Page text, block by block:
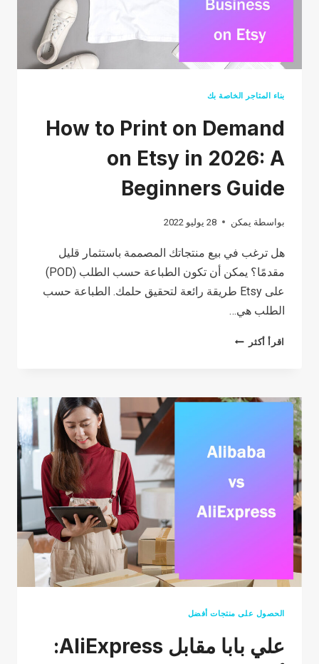
بناء المتاجر الخاصة بك
How to Print on Demand
on Etsy in 2026: A
Beginners Guide
بواسطة يمكن 28 يوليو 2022
هل ترغب في بيع منتجاتك المصممة باستثمار قليل
مقدمًا؟ يمكن أن تكون الطباعة حسب الطلب (POD)
على Etsy طريقة رائعة لتحقيق حلمك. الطباعة حسب
الطلب هي…
اقرأ أكثر
HOW
ON
ETSY
A
الحصول على منتجات أفضل
علي بابا مقابل AliExpress: